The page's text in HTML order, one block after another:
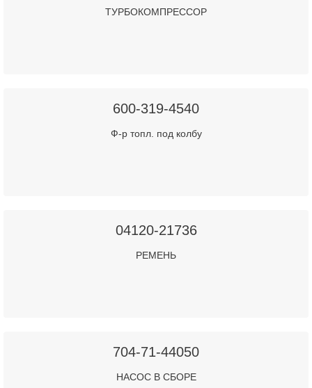
ТУРБОКОМПРЕССОР
600-319-4540
Ф-р топл. под колбу
04120-21736
РЕМЕНЬ
704-71-44050
НАСОС В СБОРЕ